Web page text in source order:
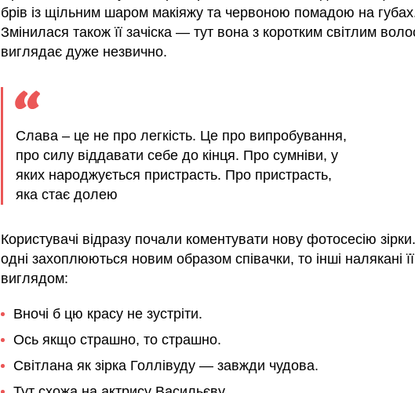
брів із щільним шаром макіяжу та червоною помадою на
Змінилася також її зачіска — тут вона з коротким світлим
виглядає дуже незвично.
Слава – це не про легкість. Це про випробування,
про силу віддавати себе до кінця. Про сумніви, у
яких народжується пристрасть. Про пристрасть,
яка стає долею
Користувачі відразу почали коментувати нову фотосесію
одні захоплюються новим образом співачки, то інші налякані її
виглядом:
Вночі б цю красу не зустріти.
Ось якщо страшно, то страшно.
Світлана як зірка Голлівуду — завжди чудова.